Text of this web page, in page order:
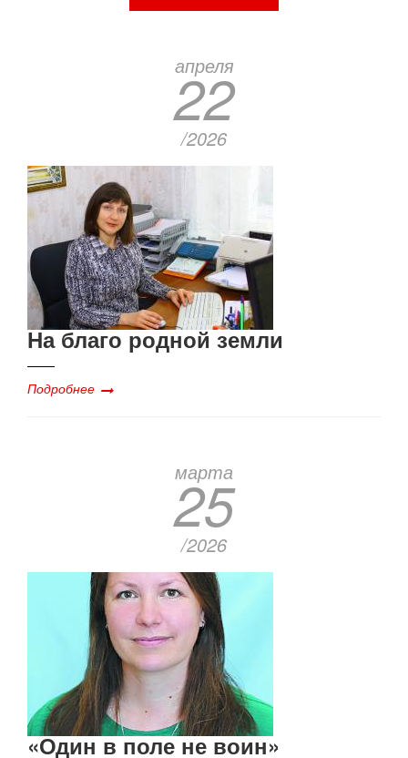
апреля
22
/2026
На благо родной земли
Подробнее
марта
25
/2026
«Один в поле не воин»